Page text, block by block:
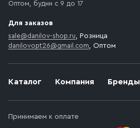
Каталог Компания Бренды
Принимаем к оплате
Оптом, будни с 9 до 17
Для заказов
sale@danilov-shop.ru, Розница
danilovopt26@gmail.com, Оптом